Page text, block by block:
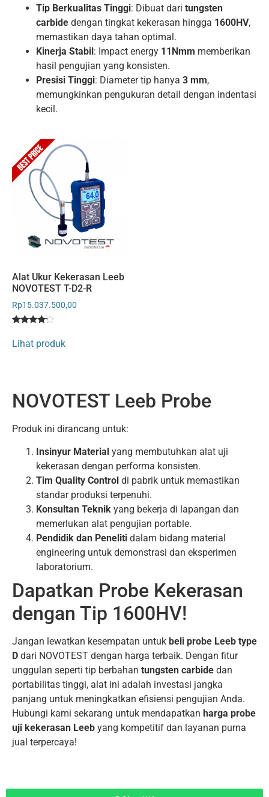
Tip Berkualitas Tinggi: Dibuat dari tungsten
carbide dengan tingkat kekerasan hingga 1600HV,
memastikan daya tahan optimal.
Kinerja Stabil: Impact energy 11Nmm memberikan
hasil pengujian yang konsisten.
Presisi Tinggi: Diameter tip hanya 3 mm,
memungkinkan pengukuran detail dengan indentasi
kecil.
Alat Ukur Kekerasan Leeb
NOVOTEST T-D2-R
Rp15.037.500,00
4
out of 5
Lihat produk
NOVOTEST Leeb Probe
Produk ini dirancang untuk:
Insinyur Material yang membutuhkan alat uji
kekerasan dengan performa konsisten.
Tim Quality Control di pabrik untuk memastikan
standar produksi terpenuhi.
Konsultan Teknik yang bekerja di lapangan dan
memerlukan alat pengujian portable.
Pendidik dan Peneliti dalam bidang material
engineering untuk demonstrasi dan eksperimen
laboratorium.
Dapatkan Probe Kekerasan
dengan Tip 1600HV!
Jangan lewatkan kesempatan untuk beli probe Leeb type
D dari NOVOTEST dengan harga terbaik. Dengan fitur
unggulan seperti tip berbahan tungsten carbide dan
portabilitas tinggi, alat ini adalah investasi jangka
panjang untuk meningkatkan efisiensi pengujian Anda.
Hubungi kami sekarang untuk mendapatkan harga probe
uji kekerasan Leeb yang kompetitif dan layanan purna
jual terpercaya!